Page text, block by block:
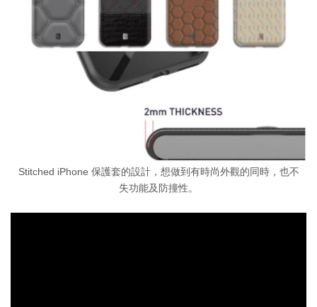
Stitched iPhone 保護套的設計，想做到有時尚外觀的同時，也不
失功能及防撞性。